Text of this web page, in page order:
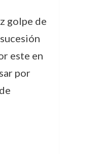
golpe de
este en
por